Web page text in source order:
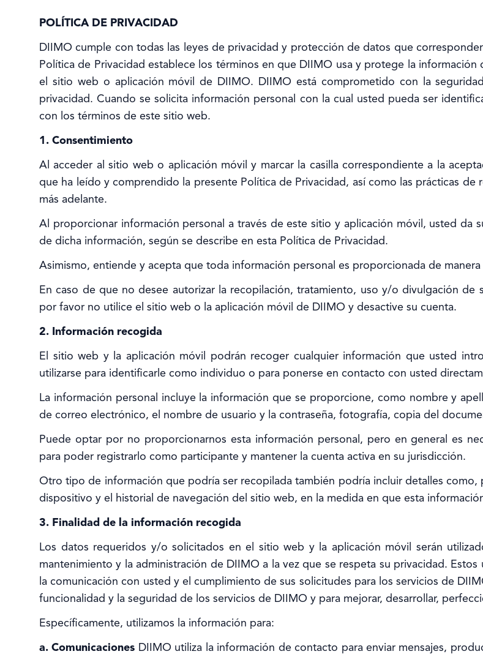
POLÍTICA DE PRIVACIDAD
DIIMO cumple con todas las leyes de privacidad y protección de datos que
Política de Privacidad establece los términos en que DIIMO usa y protege la
el sitio web o aplicación móvil de DIIMO. DIIMO está comprometido con la
privacidad. Cuando se solicita información personal con la cual usted pueda ser
con los términos de este sitio web.
1. Consentimiento
Al acceder al sitio web o aplicación móvil y marcar la casilla correspondiente a la
que ha leído y comprendido la presente Política de Privacidad, así como las prácticas
más adelante.
Al proporcionar información personal a través de este sitio y aplicación móvil, usted da
de dicha información, según se describe en esta Política de Privacidad.
Asimismo, entiende y acepta que toda información personal es proporcionada de
En caso de que no desee autorizar la recopilación, tratamiento, uso y/o divulgación
por favor no utilice el sitio web o la aplicación móvil de DIIMO y desactive su cuenta.
2. Información recogida
El sitio web y la aplicación móvil podrán recoger cualquier información que usted
utilizarse para identificarle como individuo o para ponerse en contacto con usted
La información personal incluye la información que se proporcione, como nombre y
de correo electrónico, el nombre de usuario y la contraseña, fotografía, copia del
Puede optar por no proporcionarnos esta información personal, pero en general es
para poder registrarlo como participante y mantener la cuenta activa en su jurisdicción.
Otro tipo de información que podría ser recopilada también podría incluir detalles
dispositivo y el historial de navegación del sitio web, en la medida en que esta
3. Finalidad de la información recogida
Los datos requeridos y/o solicitados en el sitio web y la aplicación móvil serán
mantenimiento y la administración de DIIMO a la vez que se respeta su privacidad.
la comunicación con usted y el cumplimiento de sus solicitudes para los servicios de
funcionalidad y la seguridad de los servicios de DIIMO y para mejorar, desarrollar,
Específicamente, utilizamos la información para:
a. Comunicaciones DIIMO utiliza la información de contacto para enviar mensajes,